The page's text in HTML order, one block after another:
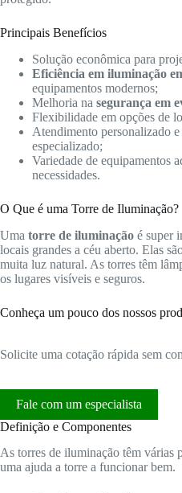
Principais Benefícios
Solução econômica para
Eficiência em iluminação
equipamentos modernos;
Melhoria na segurança em
Flexibilidade em opções de
Atendimento personalizado
especializado;
Variedade de equipamentos
necessidades.
O Que é uma Torre de Iluminação?
Uma torre de iluminação é super
locais grandes a céu aberto. Elas
muita luz natural. As torres têm
os lugares visíveis e seguros.
Conheça um pouco dos nossos
Solicite uma cotação rápida sem
Fale com um especialista
Definição e Componentes
As torres de iluminação têm várias
uma ajuda a torre a funcionar bem.